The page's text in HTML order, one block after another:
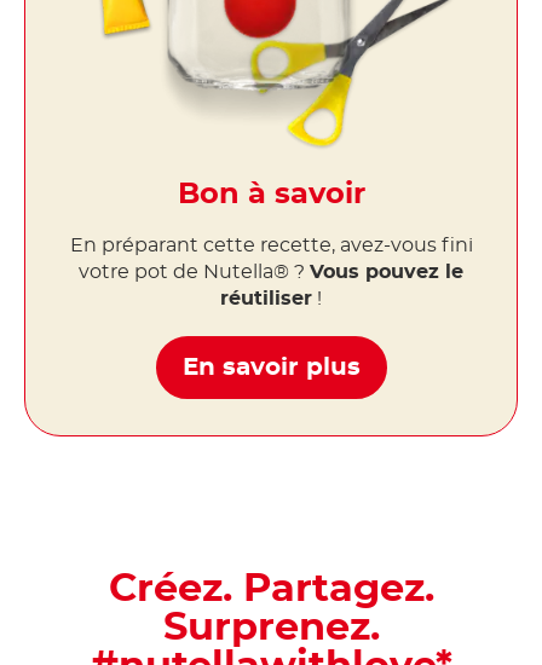
Bon à savoir
En préparant cette recette, avez-vous fini
votre pot de Nutella® ? Vous pouvez le
réutiliser !
En savoir plus
Créez. Partagez.
Surprenez.